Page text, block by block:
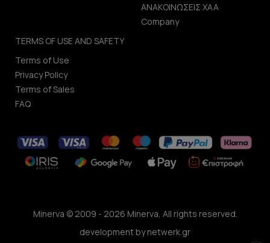
ΑΝΑΚΟΙΝΩΣΕΙΣ ΧΑΑ
Company
TERMS OF USE AND SAFETY
Terms of Use
Privacy Policy
Terms of Sales
FAQ
Minerva © 2009 - 2026 Minerva, All rights reserved.
development bynetwerk.gr